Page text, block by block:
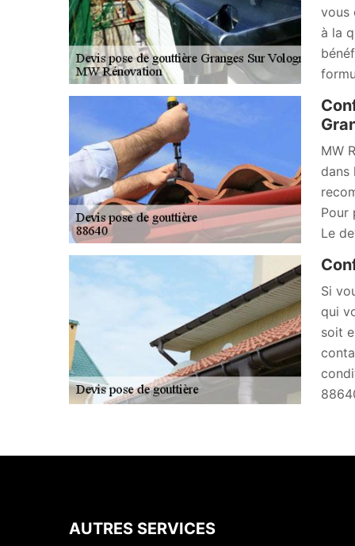
vous
à la
MW
dans
Pour
Le
Si
qui
soit
AUTRES SERVICES